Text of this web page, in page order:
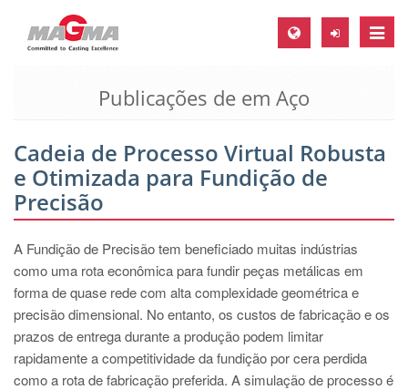
Toggle
MAGMA Europa, Alemanha
EN
CS
MAGMA América do Norte, USA
EN
ES
MAGMA Asia Pacific Pte ltd., Singapura
EN
MAGMA América do Sul, Brasil
Publicações de em Aço
Cadeia de Processo Virtual Robusta
e Otimizada para Fundição de
Precisão
A Fundição de Precisão tem beneficiado muitas indústrias
como uma rota econômica para fundir peças metálicas em
forma de quase rede com alta complexidade geométrica e
precisão dimensional. No entanto, os custos de fabricação e os
prazos de entrega durante a produção podem limitar
rapidamente a competitividade da fundição por cera perdida
como a rota de fabricação preferida. A simulação de processo é